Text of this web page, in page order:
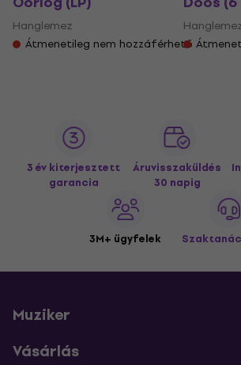
Hanglemez
Átmenetileg nem hozzáférhető
3 év kiterjesztett
garancia
Áruvisszaküldés
30 napig
3M+ ügyfelek
Muziker
Vásárlás